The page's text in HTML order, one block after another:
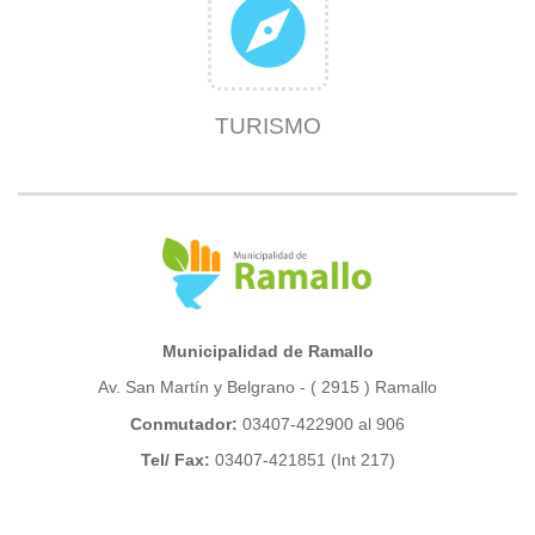
explore
TURISMO
Municipalidad de Ramallo
Av. San Martín y Belgrano - ( 2915 ) Ramallo
Conmutador: 03407-422900 al 906
Tel/ Fax: 03407-421851 (Int 217)